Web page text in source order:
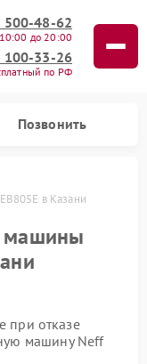
500-48-62
до 20:00
100-33-26
по РФ
Позвонить
в Казани
машины
при отказе
машину Neff